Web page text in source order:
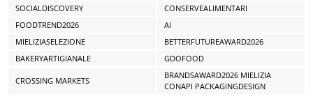
SOCIALDISCOVERY
CONSERVEALIMENTARI
FOODTREND2026
AI
MIELIZIASELEZIONE
BETTERFUTUREAWARD2026
BAKERYARTIGIANALE
GDOFOOD
CROSSING MARKETS
BRANDSAWARD2026 MIELIZIA
CONAPI PACKAGINGDESIGN